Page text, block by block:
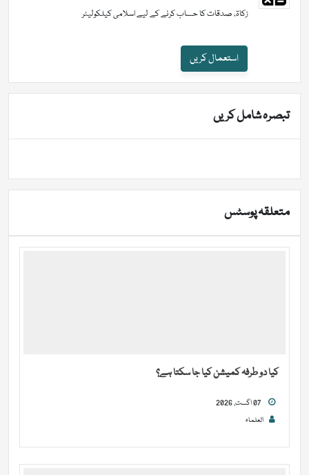
زکاۃ، صدقات کا حساب کرنے کے لیے اسلامی کیلکولیٹر
استعمال کریں
تبصرہ شامل کریں
متعلقہ پوسٹس
کیا دو طرفہ کمیشن کیا جا سکتا ہے؟
العلماء